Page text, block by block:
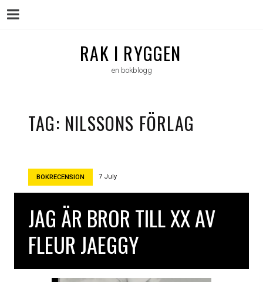
RAK I RYGGEN
en bokblogg
TAG: NILSSONS FÖRLAG
BOKRECENSION 7 July
JAG ÄR BROR TILL XX AV
FLEUR JAEGGY
Menu